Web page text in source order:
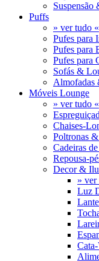
Suspensão
Puffs
» ver tudo «
Pufes para
Pufes para
Pufes para
Sofás &
Almofadas
Móveis Lounge
» ver tudo «
Chaises-
Poltronas
Cadeiras
Repousa-
Decor &
» ver
Luz